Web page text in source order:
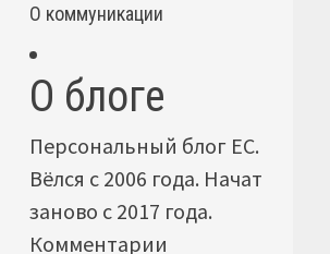
О коммуникации
О блоге
Персональный блог ЕС.
Вёлся с 2006 года. Начат
заново с 2017 года.
Комментарии